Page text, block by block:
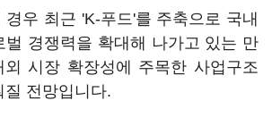
경우 최근 'K-푸드'를 주축으로 국내
벌 경쟁력을 확대해 나가고 있는 만
시장 확장성에 주목한 사업구조
전망입니다.